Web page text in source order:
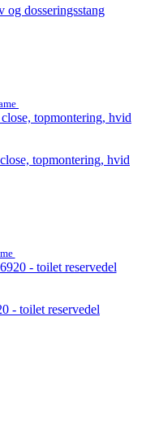
og dosseringsstang
topmontering, hvid
- toilet reservedel